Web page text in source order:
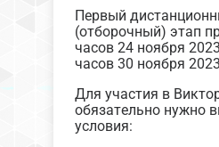
Первый
(отборочный) этап
часов 24 ноября
часов 30 ноября
Для участия в
обязательно нужно
условия: